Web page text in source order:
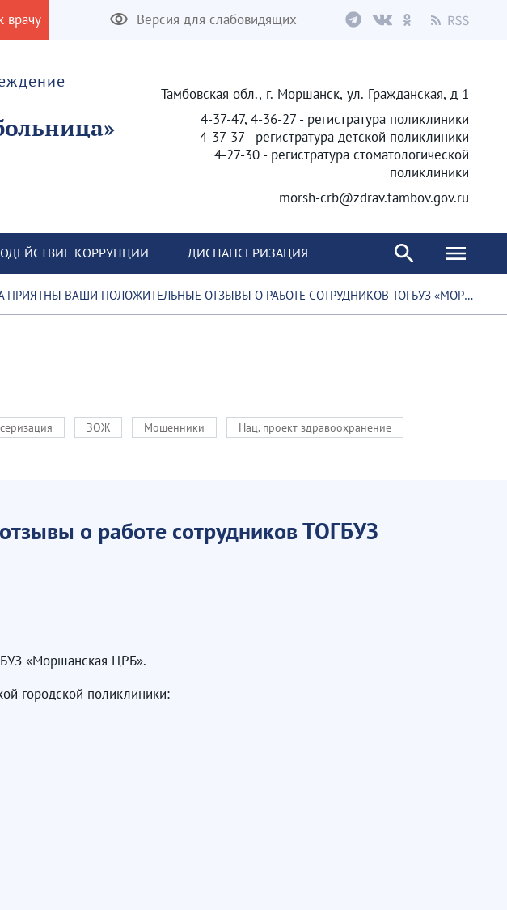
врачу Версия для слабовидящих
Тамбовская обл., г. Моршанск, ул. Гражданская, д 1
4-37-47, 4-36-27 - регистратура поликлиники
4-37-37 - регистратура детской поликлиники
4-27-30 - регистратура стоматологической
поликлиники
morsh-crb@zdrav.tambov.gov.ru
КОРРУПЦИИ ДИСПАНСЕРИЗАЦИЯ
ВАШИ ПОЛОЖИТЕЛЬНЫЕ ОТЗЫВЫ О РАБОТЕ СОТРУДНИКОВ ТОГБУЗ «МОРШАНСКАЯ ЦРБ
ЗОЖ Мошенники
Нац. проект здравоохранение
о работе сотрудников ТОГБУЗ
«Моршанская ЦРБ».
городской поликлиники: